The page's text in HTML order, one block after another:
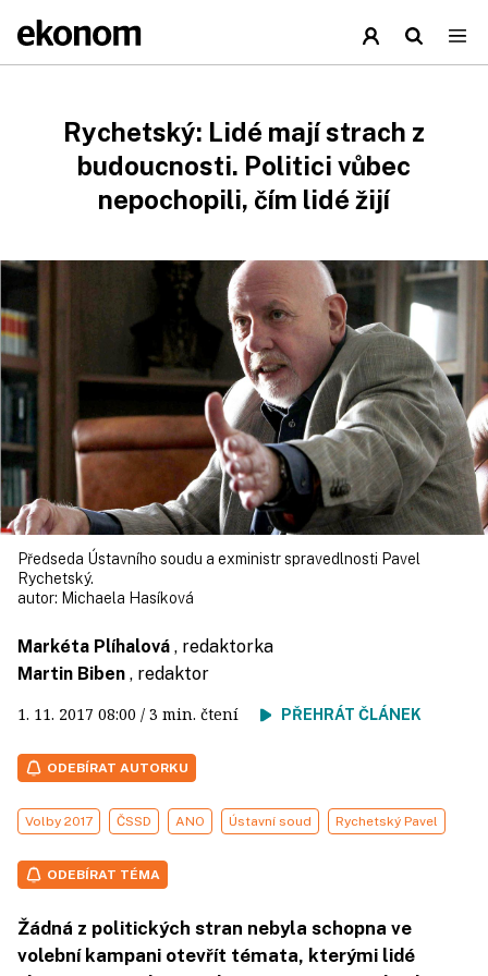
Rychetský: Lidé mají strach z
budoucnosti. Politici vůbec
nepochopili, čím lidé žijí
Předseda Ústavního soudu a exministr spravedlnosti Pavel
Rychetský.
autor: Michaela Hasíková
Markéta Plíhalová , redaktorka
Martin Biben , redaktor
1. 11. 2017 08:00 / 3 min. čtení PŘEHRÁT ČLÁNEK
ODEBÍRAT AUTORKU
Volby 2017 ČSSD ANO Ústavní soud Rychetský Pavel
ODEBÍRAT TÉMA
Žádná z politických stran nebyla schopna ve
volební kampani otevřít témata, kterými lidé